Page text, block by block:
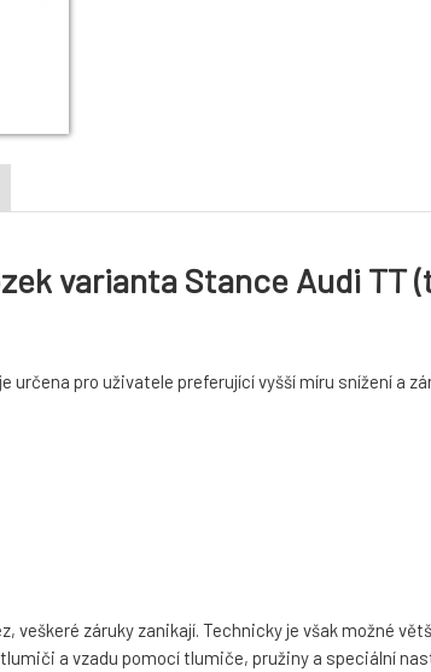
varianta Stance Audi TT
pro uživatele preferující vyšší míru snížení a
záruky zanikají. Technicky je však možné
a vzadu pomocí tlumiče, pružiny a speciální